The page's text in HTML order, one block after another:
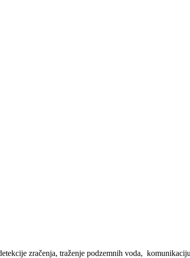
zračenja, traženje podzemnih voda,